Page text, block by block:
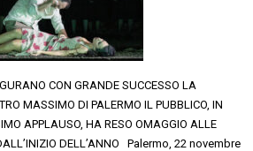
CON GRANDE SUCCESSO LA
MASSIMO DI PALERMO IL PUBBLICO, IN
APPLAUSO, HA RESO OMAGGIO ALLE
DELL’ANNO Palermo, 22 novembre